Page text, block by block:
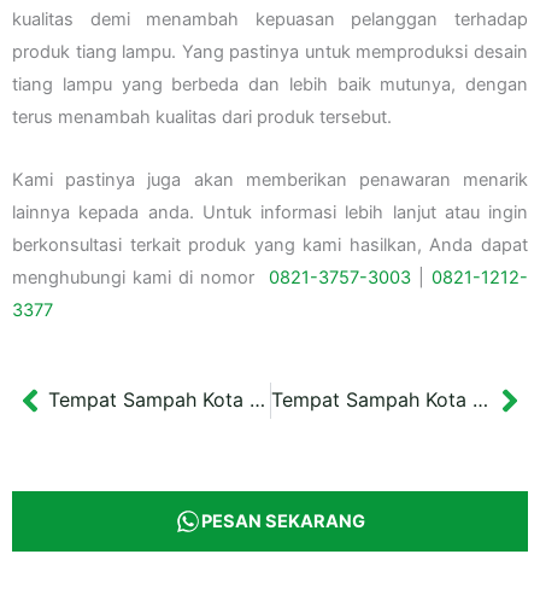
kualitas demi menambah kepuasan pelanggan terhadap
produk tiang lampu. Yang pastinya untuk memproduksi desain
tiang lampu yang berbeda dan lebih baik mutunya, dengan
terus menambah kualitas dari produk tersebut.
Kami pastinya juga akan memberikan penawaran menarik
lainnya kepada anda. Untuk informasi lebih lanjut atau ingin
berkonsultasi terkait produk yang kami hasilkan, Anda dapat
menghubungi kami di nomor 0821-3757-3003 0821-1212-
3377
Prev Tempat Sampah Kota Tua Minimalis Tempat Sampah Kota Semarang
PESAN SEKARANG